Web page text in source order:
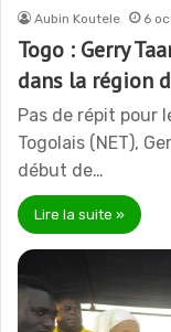
Aubin Koutele 6
Togo : Gerry
dans la région
Pas de répit pour
Togolais (NET),
début de…
Lire la suite »